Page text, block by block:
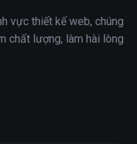
vực thiết kế web, chúng
chất lượng, làm hài lòng